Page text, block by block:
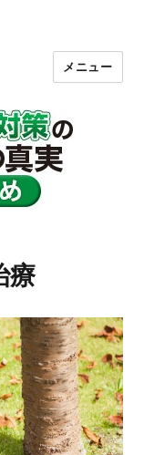
クリニック＆
め】
メニュー
療